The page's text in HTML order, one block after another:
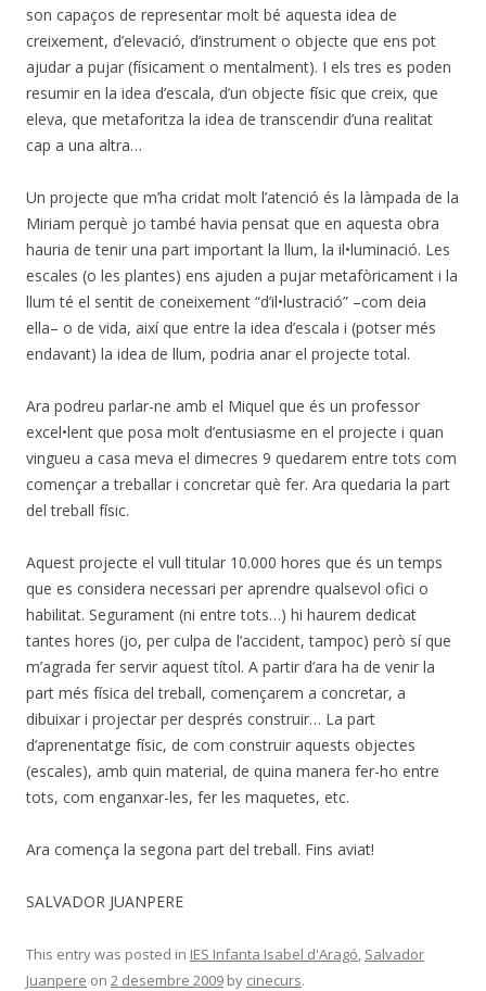
son capaços de representar molt bé aquesta idea de
creixement, d’elevació, d’instrument o objecte que ens pot
ajudar a pujar (físicament o mentalment). I els tres es poden
resumir en la idea d’escala, d’un objecte físic que creix, que
eleva, que metaforitza la idea de transcendir d’una realitat
cap a una altra…
Un projecte que m’ha cridat molt l’atenció és la làmpada de la
Miriam perquè jo també havia pensat que en aquesta obra
hauria de tenir una part important la llum, la il•luminació. Les
escales (o les plantes) ens ajuden a pujar metafòricament i la
llum té el sentit de coneixement “d’il•lustració” –com deia
ella– o de vida, així que entre la idea d’escala i (potser més
endavant) la idea de llum, podria anar el projecte total.
Ara podreu parlar-ne amb el Miquel que és un professor
excel•lent que posa molt d’entusiasme en el projecte i quan
vingueu a casa meva el dimecres 9 quedarem entre tots com
començar a treballar i concretar què fer. Ara quedaria la part
del treball físic.
Aquest projecte el vull titular 10.000 hores que és un temps
que es considera necessari per aprendre qualsevol ofici o
habilitat. Segurament (ni entre tots…) hi haurem dedicat
tantes hores (jo, per culpa de l’accident, tampoc) però sí que
m’agrada fer servir aquest títol. A partir d’ara ha de venir la
part més física del treball, començarem a concretar, a
dibuixar i projectar per després construir… La part
d’aprenentatge físic, de com construir aquests objectes
(escales), amb quin material, de quina manera fer-ho entre
tots, com enganxar-les, fer les maquetes, etc.
Ara comença la segona part del treball. Fins aviat!
SALVADOR JUANPERE
This entry was posted in IES Infanta Isabel d'Aragó, Salvador
Juanpere on 2 desembre 2009 by cinecurs.